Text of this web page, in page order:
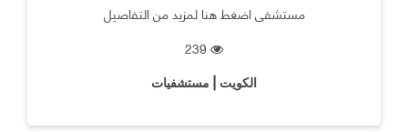
مستشفى اضغط هنا لمزيد من التفاصيل
الكويت | مستشفيات